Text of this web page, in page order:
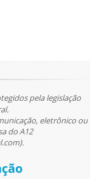
pela legislação
eletrônico ou
do A12